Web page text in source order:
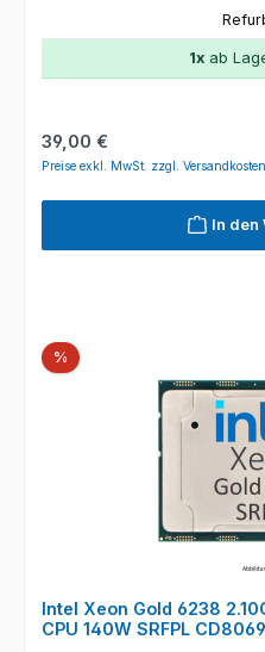
1x ab
Regulärer Preis:
39,00 €
Preise exkl. MwSt. zzgl. Versandkosten
In den
%Rabatt
Intel Xeon Gold 6238
CPU 140W SRFPL